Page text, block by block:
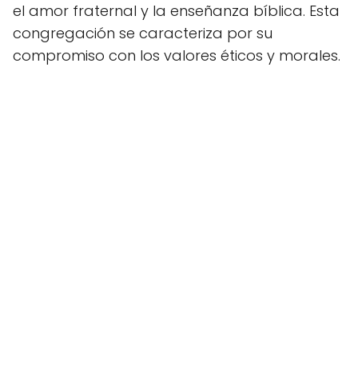
el amor fraternal y la enseñanza bíblica. Esta
congregación se caracteriza por su
compromiso con los valores éticos y morales.